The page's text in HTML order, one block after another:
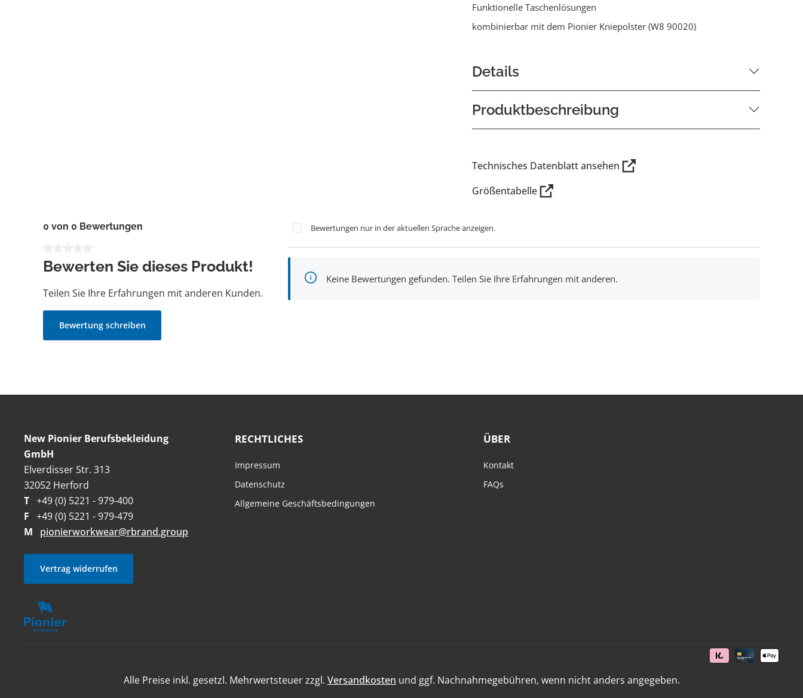
Funktionelle Taschenlösungen
kombinierbar mit dem Pionier Kniepolster (W8 90020)
Details
Produktbeschreibung
Technisches Datenblatt ansehen
Größentabelle
0 von 0 Bewertungen
Bewerten Sie dieses Produkt!
Teilen Sie Ihre Erfahrungen mit anderen Kunden.
Bewertung schreiben
Bewertungen nur in der aktuellen Sprache anzeigen.
Keine Bewertungen gefunden. Teilen Sie Ihre Erfahrungen mit anderen.
New Pionier Berufsbekleidung
GmbH
Elverdisser Str. 313
32052 Herford
T +49 (0) 5221 - 979-400
F +49 (0) 5221 - 979-479
M
pionierworkwear@rbrand.group
Vertrag widerrufen
RECHTLICHES
Impressum
Datenschutz
Allgemeine Geschäftsbedingungen
ÜBER
Kontakt
FAQs
Alle Preise inkl. gesetzl. Mehrwertsteuer zzgl. Versandkosten und ggf. Nachnahmegebühren, wenn nicht anders angegeben.